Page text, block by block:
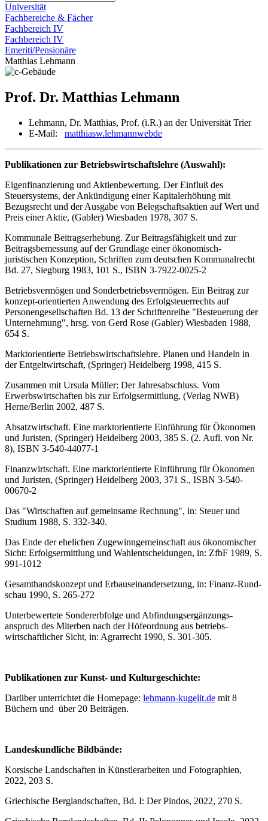
Universität
Fachbereiche & Fächer
Fachbereich IV
Fachbereich IV
Emeriti/Pensionäre
Matthias Lehmann
Prof. Dr. Matthias Lehmann
Lehmann, Dr. Matthias, Prof. (i.R.) an der Universität Trier
E-Mail: matthiasw.lehmannwebde
Publikationen zur Betriebswirtschaftslehre (Auswahl):
Eigenfinanzierung und Aktienbewertung. Der Einfluß des
Steuersystems, der Ankündigung einer Kapitalerhöhung mit
Bezugsrecht und der Ausgabe von Belegschaftsaktien auf Wert und
Preis einer Aktie, (Gabler) Wiesbaden 1978, 307 S.
Kommunale Beitragserhebung. Zur Beitragsfähigkeit und zur
Beitragsbemessung auf der Grund­lage einer ökonomisch-
juristischen Konzeption, Schriften zum deutschen Kommunalrecht
Bd. 27, Siegburg 1983, 101 S., ISBN 3-7922-0025-2
Betriebsvermögen und Sonderbetriebsvermögen. Ein Beitrag zur
konzept-orientierten Anwendung des Erfolgsteu­errechts auf
Personengesellschaften Bd. 13 der Schriftenreihe "Besteuerung der
Unternehmung", hrsg. von Gerd Rose (Gabler) Wiesbaden 1988,
654 S.
Marktorientierte Betriebswirtschaftslehre. Planen und Handeln in
der Entgeltwirtschaft, (Springer) Heidelberg 1998, 415 S.
Zusammen mit Ursula Müller: Der Jahresabschluss. Vom
Erwerbswirtschaften bis zur Erfolgsermittlung, (Verlag NWB)
Herne/Berlin 2002, 487 S.
Absatzwirtschaft. Eine marktorientierte Einführung für Ökonomen
und Juristen, (Springer) Heidelberg 2003, 385 S. (2. Aufl. von Nr.
8), ISBN 3-540-44077-1
Finanzwirtschaft. Eine marktorientierte Einführung für Ökonomen
und Juristen, (Springer) Heidelberg 2003, 371 S., ISBN 3-540-
00670-2
Das "Wirtschaften auf gemeinsame Rechnung", in: Steuer und
Studium 1988, S. 332-340.
Das Ende der ehelichen Zugewinngemeinschaft aus ökonomischer
Sicht: Erfolgsermittlung und Wahlentscheidungen, in: ZfbF 1989, S.
991-1012
Gesamthandskonzept und Erbauseinandersetzung, in: Finanz-Rund­
schau 1990, S. 265-272
Unterbewertete Sondererbfolge und Abfindungsergänzungs­
anspruch des Miterben nach der Höfeordnung aus betriebs­
wirtschaftlicher Sicht, in: Agrarrecht 1990, S. 301-305.
Publikationen zur Kunst- und Kulturgeschichte:
Darüber unterrichtet die Homepage: lehmann-kugelit.de mit 8
Büchern und über 20 Beiträgen.
Landeskundliche Bildbände:
Korsische Landschaften in Künstlerarbeiten und Fotographien,
2022, 203 S.
Griechische Berglandschaften, Bd. I: Der Pindos, 2022, 270 S.